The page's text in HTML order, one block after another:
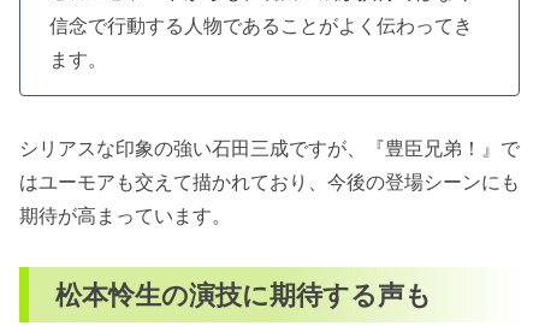
信念で行動する人物であることがよく伝わってき
ます。
シリアスな印象の強い石田三成ですが、『豊臣兄弟！』で
はユーモアも交えて描かれており、今後の登場シーンにも
期待が高まっています。
松本怜生の演技に期待する声も